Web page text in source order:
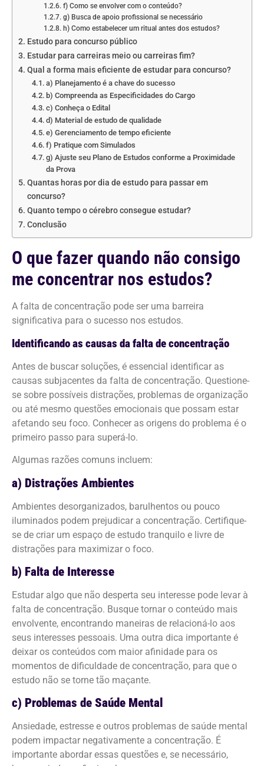
f) Como se envolver com o conteúdo?
g) Busca de apoio profissional se necessário
h) Como estabelecer um ritual antes dos estudos?
Estudo para concurso público
Estudar para carreiras meio ou carreiras fim?
Qual a forma mais eficiente de estudar para concurso?
a) Planejamento é a chave do sucesso
b) Compreenda as Especificidades do Cargo
c) Conheça o Edital
d) Material de estudo de qualidade
e) Gerenciamento de tempo eficiente
f) Pratique com Simulados
g) Ajuste seu Plano de Estudos conforme a Proximidade
da Prova
Quantas horas por dia de estudo para passar em
concurso?
Quanto tempo o cérebro consegue estudar?
Conclusão
O que fazer quando não consigo
me concentrar nos estudos?
A falta de concentração pode ser uma barreira
significativa para o sucesso nos estudos.
Identificando as causas da falta de concentração
Antes de buscar soluções, é essencial identificar as
causas subjacentes da falta de concentração. Questione-
se sobre possíveis distrações, problemas de organização
ou até mesmo questões emocionais que possam estar
afetando seu foco. Conhecer as origens do problema é o
primeiro passo para superá-lo.
Algumas razões comuns incluem:
a) Distrações Ambientes
Ambientes desorganizados, barulhentos ou pouco
iluminados podem prejudicar a concentração. Certifique-
se de criar um espaço de estudo tranquilo e livre de
distrações para maximizar o foco.
b) Falta de Interesse
Estudar algo que não desperta seu interesse pode levar à
falta de concentração. Busque tornar o conteúdo mais
envolvente, encontrando maneiras de relacioná-lo aos
seus interesses pessoais. Uma outra dica importante é
deixar os conteúdos com maior afinidade para os
momentos de dificuldade de concentração, para que o
estudo não se torne tão maçante.
c) Problemas de Saúde Mental
Ansiedade, estresse e outros problemas de saúde mental
podem impactar negativamente a concentração. É
importante abordar essas questões e, se necessário,